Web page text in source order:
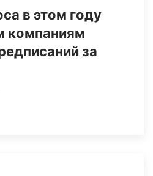
в этом году
компаниям
за